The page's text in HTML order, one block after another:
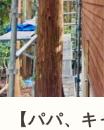
【パパ、